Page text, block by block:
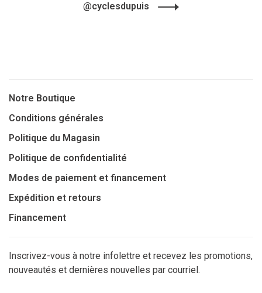
@cyclesdupuis
Notre Boutique
Conditions générales
Politique du Magasin
Politique de confidentialité
Modes de paiement et financement
Expédition et retours
Financement
Inscrivez-vous à notre infolettre et recevez les promotions,
nouveautés et dernières nouvelles par courriel.